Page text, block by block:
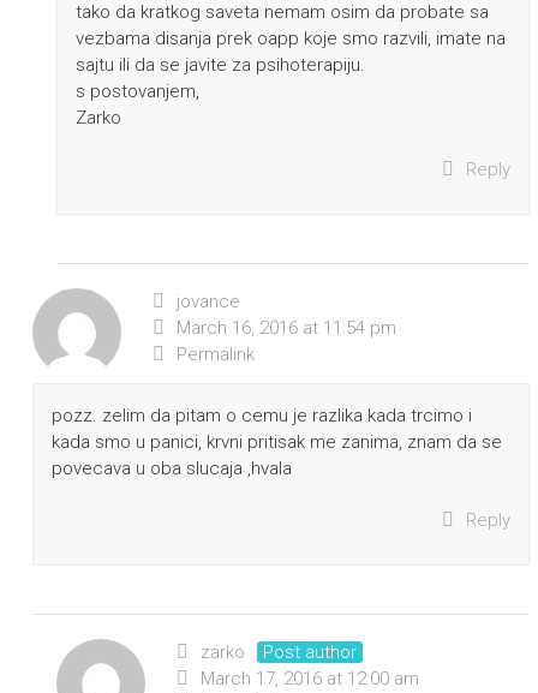
tako da kratkog saveta nemam osim da probate sa
vezbama disanja prek oapp koje smo razvili, imate na
sajtu ili da se javite za psihoterapiju.
s postovanjem,
Zarko
Reply
jovance
March 16, 2016 at 11:54 pm
Permalink
pozz. zelim da pitam o cemu je razlika kada trcimo i
kada smo u panici, krvni pritisak me zanima, znam da se
povecava u oba slucaja ,hvala
Reply
zarko
Post author
March 17, 2016 at 12:00 am